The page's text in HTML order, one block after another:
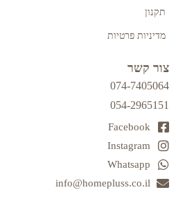
תקנון
מדיניות פרטיות
צור קשר
074-7405064
054-2965151
Facebook
Instagram
Whatsapp
info@homepluss.co.il